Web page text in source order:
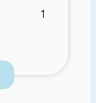
auch
für
1